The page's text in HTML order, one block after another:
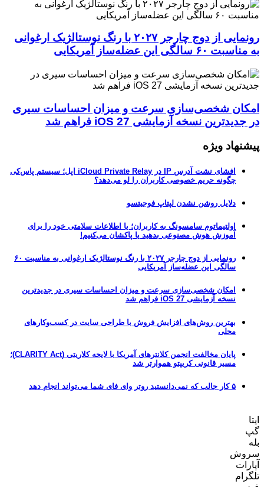
رونمایی از دوج چارجر ۲۰۲۷ با رنگ نوستالژیک ارغوانی
به مناسبت ۶۰ سالگی این عضله‌ساز آمریکایی
امکان شخصی‌سازی سرعت و میزان احساسات سیری
در جدیدترین نسخه آزمایشی iOS 27 فراهم شد
پیشنهاد ویژه
افشای نشت آدرس IP در iCloud Private Relay اپل؛ سیستم پاس‌کی
چگونه حریم خصوصی کاربران را لو می‌دهد؟
دلایل روشن نشدن لپتاپ فوجیتسو
اولتیماتوم سامسونگ به کاربران؛ یا اطلاعات سلامتی خود را برای
آموزش هوش مصنوعی بدهید یا پاکشان می‌کنیم!
رونمایی از دوج چارجر ۲۰۲۷ با رنگ نوستالژیک ارغوانی به مناسبت ۶۰
سالگی این عضله‌ساز آمریکایی
امکان شخصی‌سازی سرعت و میزان احساسات سیری در جدیدترین
نسخه آزمایشی iOS 27 فراهم شد
بهترین روش‌های افزایش فروش با طراحی سایت در کسب‌وکارهای
محلی
پایان مخالفت انجمن کلانترهای آمریکا با لایحه کلاریتی (CLARITY Act)؛
مسیر قانونی کریپتو هموارتر شد
۵ کار جالب که نمی‌دانستید روتر وای فای شما می‌تواند انجام دهد
ایتا
گپ
بله
سروش
آپارات
تلگرام